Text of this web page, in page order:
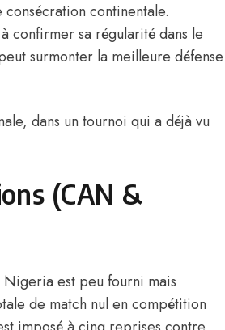
consécration continentale.
confirmer sa régularité dans le
surmonter la meilleure défense
dans un tournoi qui a déjà vu
(CAN &
est peu fourni mais
de match nul en compétition